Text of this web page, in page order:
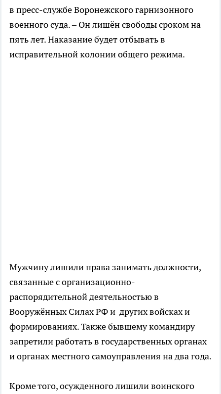
в пресс-службе Воронежского гарнизонного
военного суда. – Он лишён свободы сроком на
пять лет. Наказание будет отбывать в
исправительной колонии общего режима.
Мужчину лишили права занимать должности,
связанные с организационно-
распорядительной деятельностью в
Вооружённых Силах РФ и других войсках и
формированиях. Также бывшему командиру
запретили работать в государственных органах
и органах местного самоуправления на два года.
Кроме того, осужденного лишили воинского